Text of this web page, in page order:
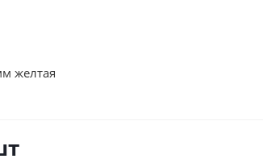
желтая